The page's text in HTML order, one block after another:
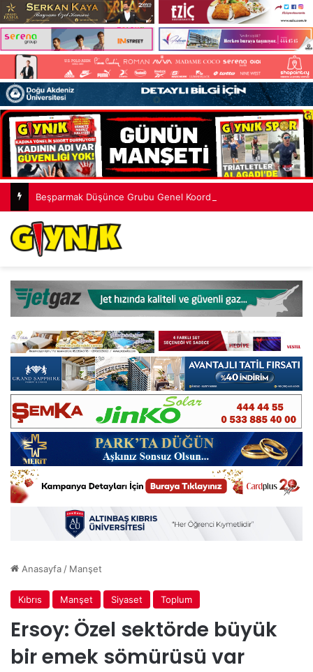
Anasayfa/ Manşet
Kıbrıs Manşet Siyaset Toplum
Ersoy: Özel sektörde büyük
bir emek sömürüsü var